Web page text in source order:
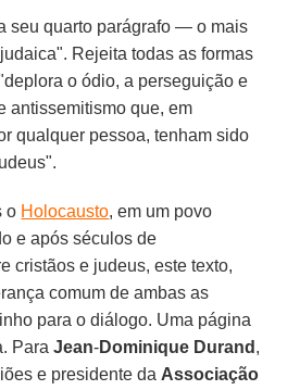
seu quarto parágrafo — o mais
Rejeita todas as formas
o ódio, a perseguição e
antissemitismo que, em
qualquer pessoa, tenham sido
o Holocausto, em um povo
e após séculos de
cristãos e judeus, este texto,
comum de ambas as
para o diálogo. Uma página
ParaJean-Dominique Durand ,
e presidente da Associação